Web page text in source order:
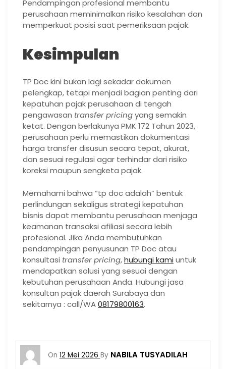
Pendampingan profesional membantu
perusahaan meminimalkan risiko kesalahan dan
memperkuat posisi saat pemeriksaan pajak.
Kesimpulan
TP Doc kini bukan lagi sekadar dokumen
pelengkap, tetapi menjadi bagian penting dari
kepatuhan pajak perusahaan di tengah
pengawasan transfer pricingyang semakin
ketat. Dengan berlakunya PMK 172 Tahun 2023,
perusahaan perlu memastikan dokumentasi
harga transfer disusun secara tepat, akurat,
dan sesuai regulasi agar terhindar dari risiko
koreksi maupun sengketa pajak.
Memahami bahwa “tp doc adalah” bentuk
perlindungan sekaligus strategi kepatuhan
bisnis dapat membantu perusahaan menjaga
keamanan transaksi afiliasi secara lebih
profesional. Jika Anda membutuhkan
pendampingan penyusunan TP Doc atau
konsultasi transfer pricing,hubungi kamiuntuk
mendapatkan solusi yang sesuai dengan
kebutuhan perusahaan Anda. Hubungi jasa
konsultan pajak daerah Surabaya dan
sekitarnya : call/WA08179800163.
On 12 Mei 2026 By NABILA TUSYADILAH